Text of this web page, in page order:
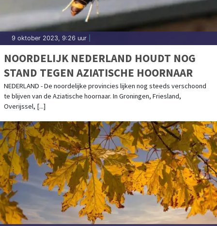
9 oktober 2023, 9:26 uur
NOORDELIJK NEDERLAND HOUDT NOG
STAND TEGEN AZIATISCHE HOORNAAR
NEDERLAND - De noordelijke provincies lijken nog steeds verschoond
te blijven van de Aziatische hoornaar. In Groningen, Friesland,
Overijssel, [...]